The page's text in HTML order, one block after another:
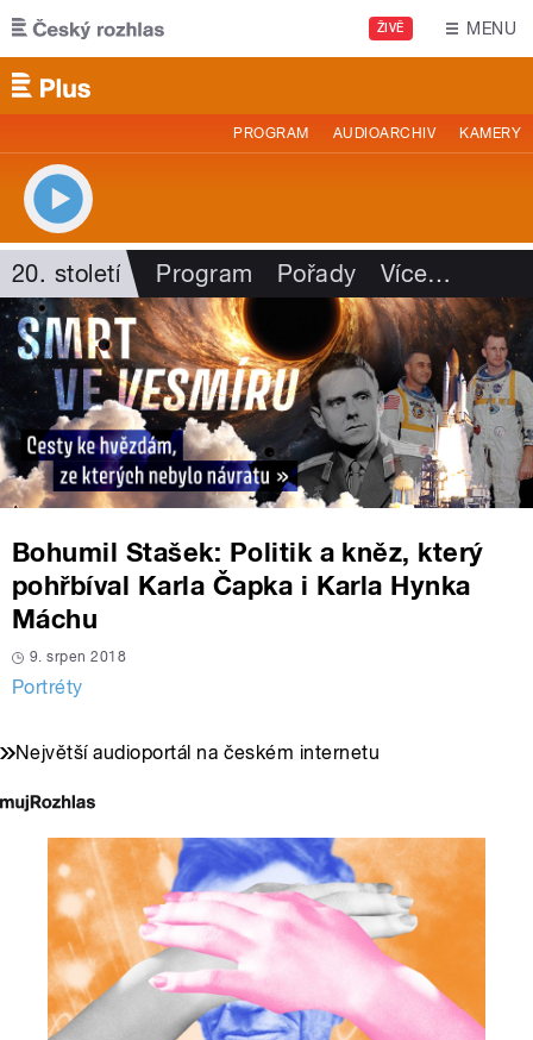
Přejít k hlavnímu obsahu
ŽIVĚ MENU
PROGRAM AUDIOARCHIV KAMERY
20. století Program Pořady Více…
Bohumil Stašek: Politik a kněz, který
pohřbíval Karla Čapka i Karla Hynka
Máchu
9. srpen 2018
Portréty
Největší audioportál na českém internetu